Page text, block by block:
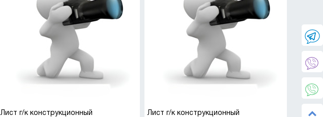
Лист г/к конструкционный Лист г/к конструкционный